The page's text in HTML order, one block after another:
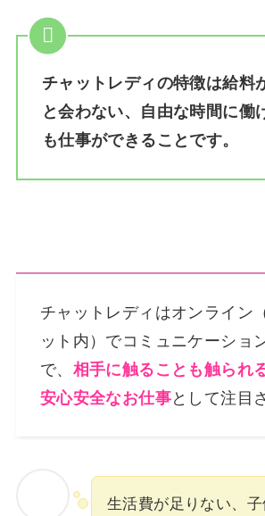
チャットレディの特徴は給料
と会わない、自由な時間に働
も仕事ができることです。
チャットレディはオンライン
ット内）でコミュニケーショ
で、 相手に触ることも触られ
安心安全なお仕事として注目
生活費が足りない、子